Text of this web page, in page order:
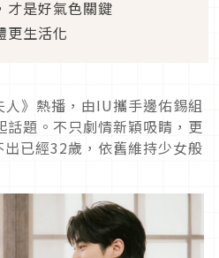
才是好氣色關鍵
更生活化
》熱播，由IU攜手邊佑錫組
話題。不只劇情新穎吸睛，更
已經32歲，依舊維持少女般